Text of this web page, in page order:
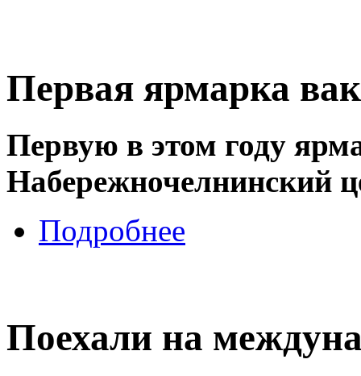
Первая ярмарка
Первую в этом году
Набережночелнинский
Подробнее
Поехали на